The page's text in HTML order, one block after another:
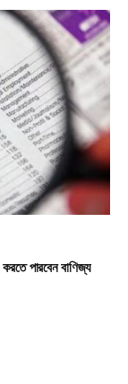
পারবেন বাণিজ্য